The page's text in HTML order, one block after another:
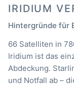
IRIDIUM
Hintergründe für
66 Satelliten in
Iridium ist das
Abdeckung.
und Notfall ab –